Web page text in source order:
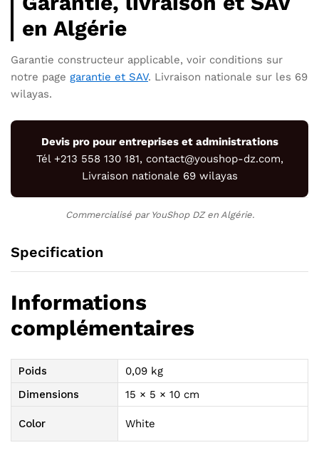
en Algérie
Garantie constructeur applicable, voir conditions sur
notre page garantie et SAV. Livraison nationale sur les 69
wilayas.
Devis pro pour entreprises et administrations
Tél +213 558 130 181, contact@youshop-dz.com,
Livraison nationale 69 wilayas
Commercialisé par YouShop DZ en Algérie.
Specification
Informations
complémentaires
Poids
0,09 kg
Dimensions
15 × 5 × 10 cm
Color White